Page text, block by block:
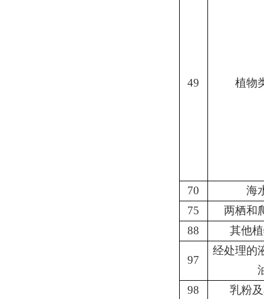
49 植物
70
海
75
两栖和
88
其他
97
经处理的
98
乳粉